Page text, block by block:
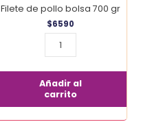
Filete de pollo bolsa 700 gr
$6590
Añadir al
carrito